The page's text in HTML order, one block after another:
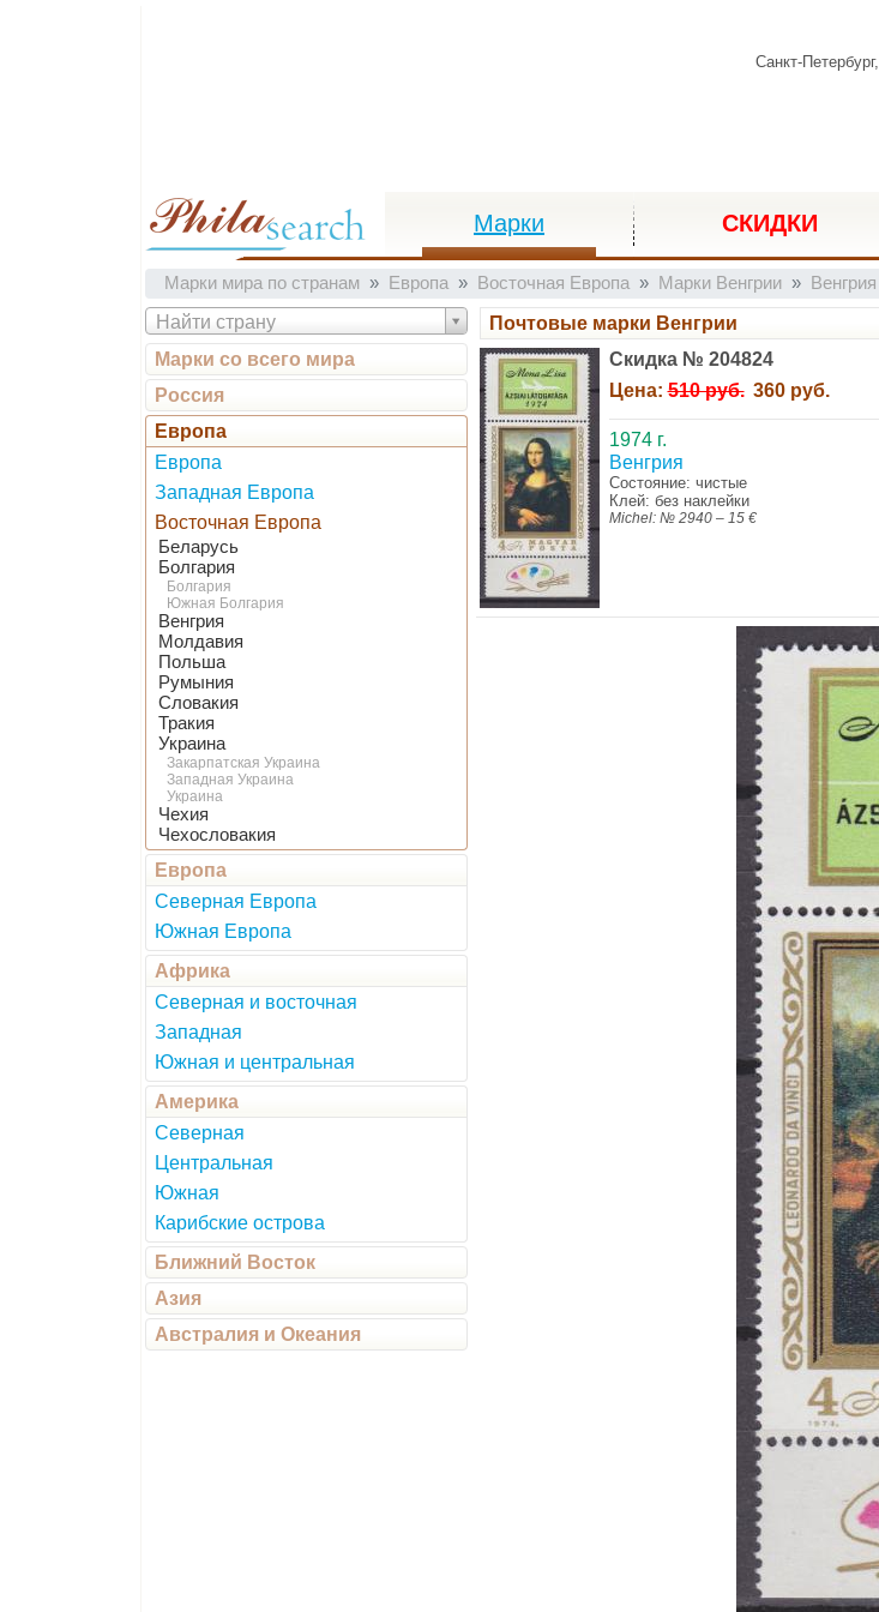
Санкт-Петербург,
Марки СКИДКИ
Марки мира по странам Европа Восточная Европа Марки Венгрии Венгрия
Найти страну
Марки со всего мира
Россия
Европа
Европа
Западная Европа
Восточная Европа
Беларусь
Болгария
Болгария
Южная Болгария
Венгрия
Молдавия
Польша
Румыния
Словакия
Тракия
Украина
Закарпатская Украина
Западная Украина
Украина
Чехия
Чехословакия
Европа
Северная Европа
Южная Европа
Африка
Северная и восточная
Западная
Южная и центральная
Америка
Северная
Центральная
Южная
Карибские острова
Ближний Восток
Азия
Австралия и Океания
Почтовые марки Венгрии
Скидка № 204824
Цена:510 руб. 360 руб.
1974 г.
Венгрия
Состояние: чистые
Клей: без наклейки
Michel: № 2940 – 15 €